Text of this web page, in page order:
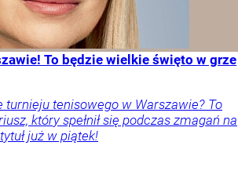
To będzie wielkie święto w grze
turnieju tenisowego w Warszawie? To
który spełnił się podczas zmagań na
już w piątek!